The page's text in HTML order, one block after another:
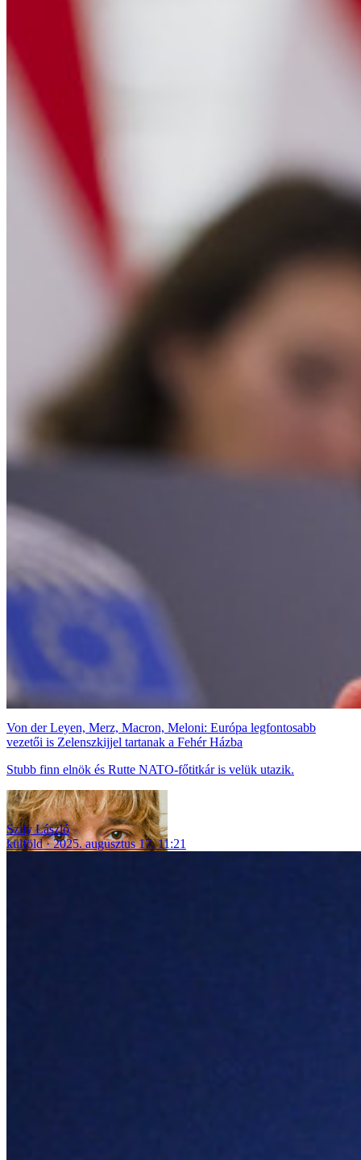
Von der Leyen, Merz, Macron, Meloni: Európa legfontosabb
vezetői is Zelenszkijjel tartanak a Fehér Házba
Stubb finn elnök és Rutte NATO-főtitkár is velük utazik.
Szily László
külföld
2025. augusztus 17. 11:21